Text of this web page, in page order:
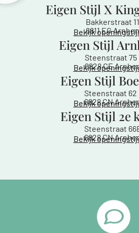
Eigen Stijl X
Bakkerstraat 11
6811 EG
Bekijk
Eigen Stijl
Steenstraat 75
6828 CE
Bekijk
Eigen Stijl
Steenstraat 62
6828 CN
Bekijk
Eigen Stijl 2e
Steenstraat
6828 CN
Bekijk